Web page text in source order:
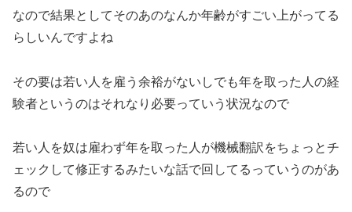
なので結果としてそのあのなんか年齢がすごい上がってる
らしいんですよね
その要は若い人を雇う余裕がないしでも年を取った人の経
験者というのはそれなり必要っていう状況なので
若い人を奴は雇わず年を取った人が機械翻訳をちょっとチ
ェックして修正するみたいな話で回してるっていうのがあ
るので